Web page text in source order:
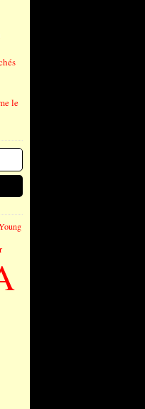
le